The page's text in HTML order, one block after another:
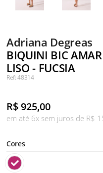
Adriana Degreas
BIQUINI BIC
LISO - FUCSIA
Ref: 48314
R$925,00
em até 6x sem juros de R$
Cores